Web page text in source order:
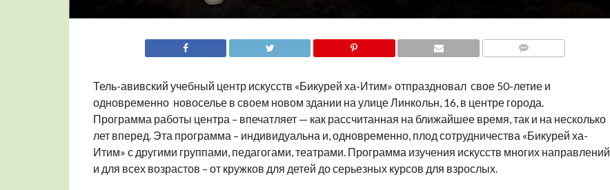
Тель-авивский учебный центр искусств «Бикурей ха-Итим» отпраздновал свое 50-летие и
одновременно новоселье в своем новом здании на улице Линкольн, 16, в центре города.
Программа работы центра – впечатляет — как рассчитанная на ближайшее время, так и на несколько
лет вперед. Эта программа – индивидуальна и, одновременно, плод сотрудничества «Бикурей ха-
Итим» с другими группами, педагогами, театрами. Программа изучения искусств многих направлений
и для всех возрастов – от кружков для детей до серьезных курсов для взрослых.